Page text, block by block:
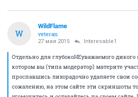
W
WildFlame
veteran
27 мая 2015 Interesable1
Отдельно для глубокоНЕуважаемого
котором вы (типа модератор) материте
проспавшись лихорадочно удаляете свои
сожалению, на этом сайте эти скриншоты